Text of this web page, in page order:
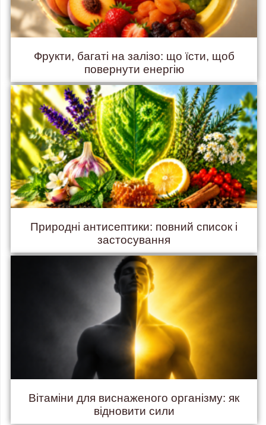
Фрукти, багаті на залізо: що їсти, щоб
повернути енергію
Природні антисептики: повний список і
застосування
Вітаміни для виснаженого організму: як
відновити сили